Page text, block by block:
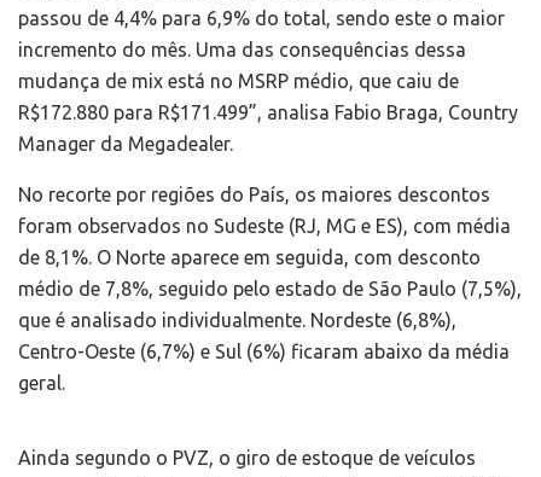
passou de 4,4% para 6,9% do total, sendo este o maior
incremento do mês. Uma das consequências dessa
mudança de mix está no MSRP médio, que caiu de
R$172.880 para R$171.499”, analisa Fabio Braga, Country
Manager da Megadealer.
No recorte por regiões do País, os maiores descontos
foram observados no Sudeste (RJ, MG e ES), com média
de 8,1%. O Norte aparece em seguida, com desconto
médio de 7,8%, seguido pelo estado de São Paulo (7,5%),
que é analisado individualmente. Nordeste (6,8%),
Centro-Oeste (6,7%) e Sul (6%) ficaram abaixo da média
geral.
Ainda segundo o PVZ, o giro de estoque de veículos